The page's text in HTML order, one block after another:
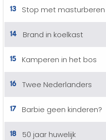
13 Stop met masturberen
14 Brand in koelkast
15 Kamperen in het bos
16 Twee Nederlanders
17 Barbie geen kinderen?
18 50 jaar huwelijk